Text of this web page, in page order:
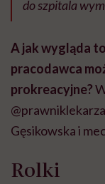
do szpitala
A jak wygląda
pracodawca
prokreacyjne?
Gęsikowska i
Rolki